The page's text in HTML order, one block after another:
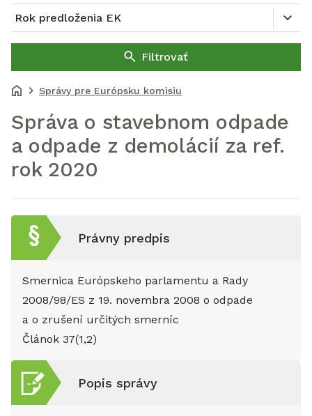
Rok predloženia EK
Filtrovať
Správy pre Európsku komisiu
Správa o stavebnom odpade
a odpade z demolácií za ref.
rok 2020
Právny predpis
Smernica Európskeho parlamentu a Rady
2008/98/ES z 19. novembra 2008 o odpade
a o zrušení určitých smerníc
Článok 37(1,2)
Popis správy